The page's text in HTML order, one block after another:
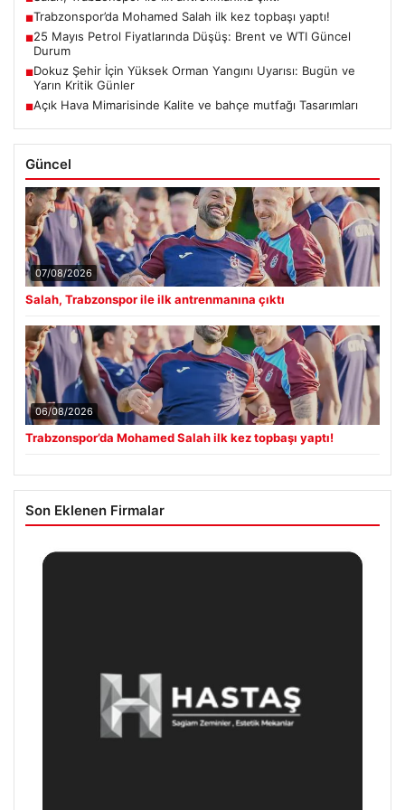
■Trabzonspor’da Mohamed Salah ilk kez topbaşı yaptı!
■25 Mayıs Petrol Fiyatlarında Düşüş: Brent ve WTI Güncel
Durum
■Dokuz Şehir İçin Yüksek Orman Yangını Uyarısı: Bugün ve
Yarın Kritik Günler
■Açık Hava Mimarisinde Kalite ve bahçe mutfağı Tasarımları
Güncel
07/08/2026
Salah, Trabzonspor ile ilk antrenmanına çıktı
06/08/2026
Trabzonspor’da Mohamed Salah ilk kez topbaşı yaptı!
Son Eklenen Firmalar